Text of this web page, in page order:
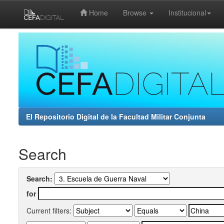
Home Browse Institucional
El Repositorio Digital de la Facultad Militar Conjunta
Search
Search:
for
Current filters: